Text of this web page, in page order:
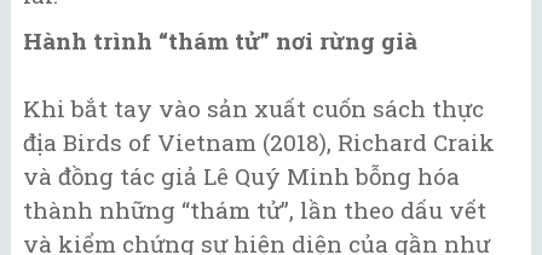
Hành trình “thám tử” nơi rừng già
Khi bắt tay vào sản xuất cuốn sách thực
địa Birds of Vietnam (2018), Richard Craik
và đồng tác giả Lê Quý Minh bỗng hóa
thành những “thám tử”, lần theo dấu vết
và kiểm chứng sự hiện diện của gần như